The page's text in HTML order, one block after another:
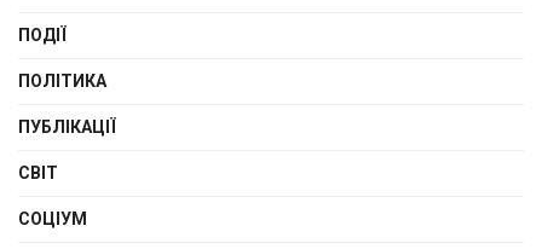
ПОДІЇ
ПОЛІТИКА
ПУБЛІКАЦІЇ
СВІТ
СОЦІУМ